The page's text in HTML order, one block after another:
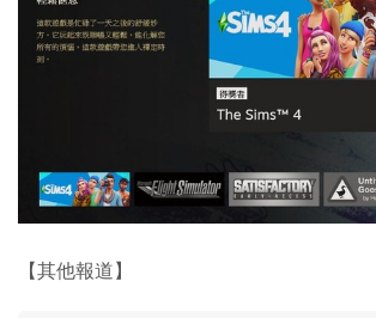
【其他報道】